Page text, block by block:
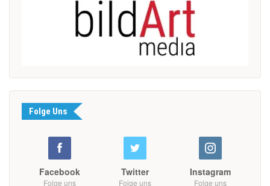
Folge Uns
Facebook
Folge uns
Twitter
Folge uns
Instagram
Folge uns